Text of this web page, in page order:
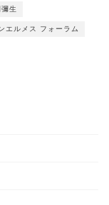
生
エルメス フォーラム